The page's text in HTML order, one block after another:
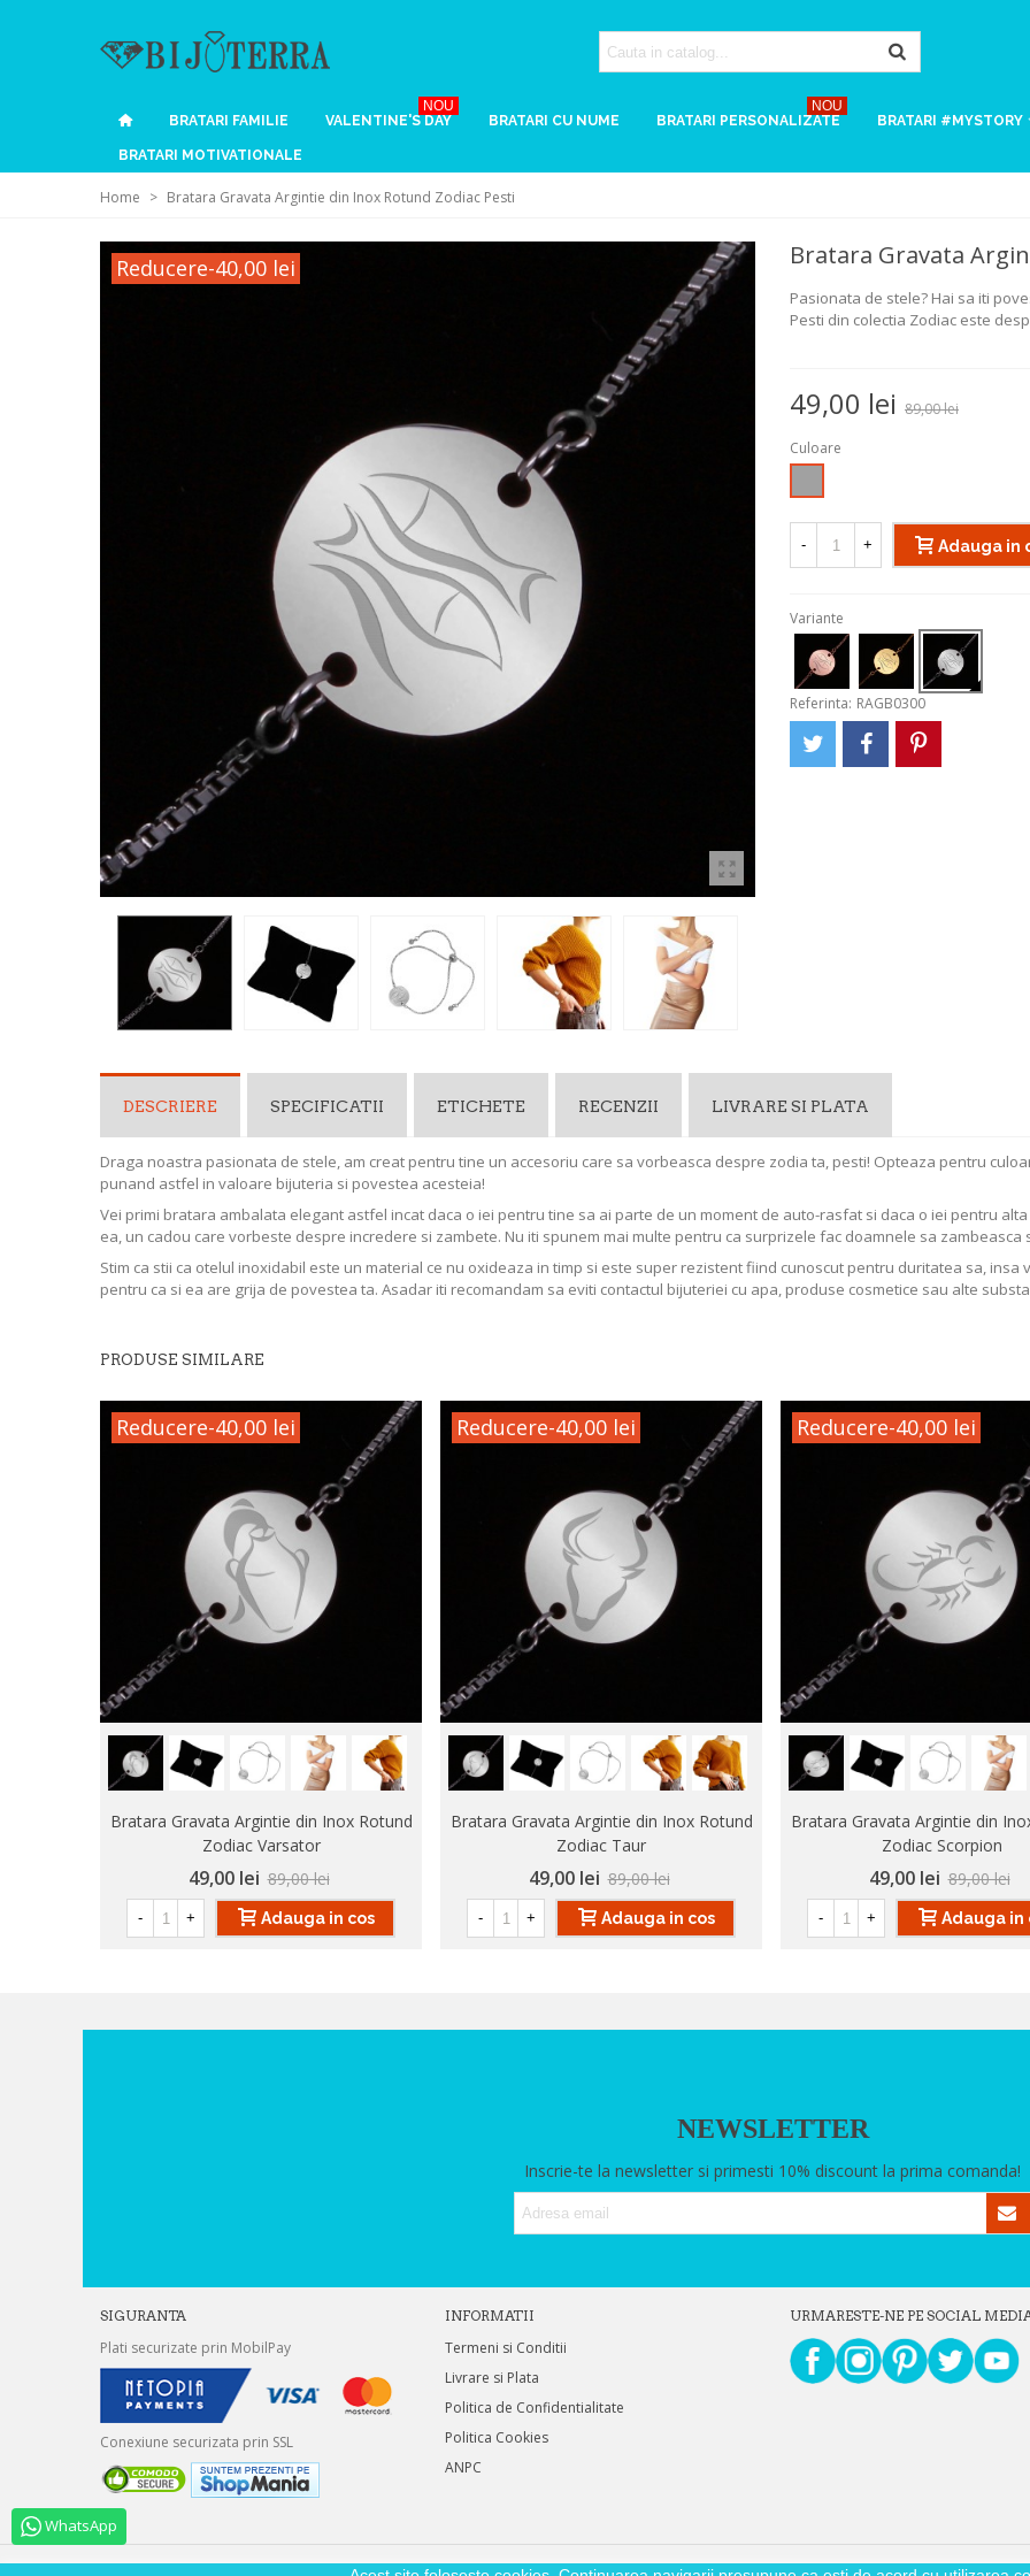
WhatsApp
BRATARI FAMILIE VALENTINE'S DAY
NOU
BRATARI CU NUME
BRATARI PERSONALIZATE
NOU
BRATARI #MYSTORY
BRATARI MOTIVATIONALE
Home > Bratara Gravata Argintie din Inox Rotund Zodiac Pesti
Reducere-40,00 lei Bratara Gravata
Pasionata de stele? Hai sa iti
Pesti din colectia Zodiac este
49,00 lei 89,00 lei
Culoare
- + Adauga in
Variante
Referinta: RAGB0300
DESCRIERE SPECIFICATII ETICHETE RECENZII LIVRARE SI PLATA
Draga noastra pasionata de stele, am creat pentru tine un accesoriu care sa vorbeasca despre zodia ta, pesti! Opteaza pentru
punand astfel in valoare bijuteria si povestea acesteia!
Vei primi bratara ambalata elegant astfel incat daca o iei pentru tine sa ai parte de un moment de auto-rasfat si daca o iei pentru
ea, un cadou care vorbeste despre incredere si zambete. Nu iti spunem mai multe pentru ca surprizele fac doamnele sa zambeasca
Stim ca stii ca otelul inoxidabil este un material ce nu oxideaza in timp si este super rezistent fiind cunoscut pentru duritatea sa,
pentru ca si ea are grija de povestea ta. Asadar iti recomandam sa eviti contactul bijuteriei cu apa, produse cosmetice sau alte
PRODUSE SIMILARE
Reducere-40,00 lei
Bratara Gravata Argintie din Inox Rotund
Zodiac Varsator
49,00 lei 89,00 lei
- + Adauga in cos
Reducere-40,00 lei
Bratara Gravata Argintie din Inox Rotund
Zodiac Taur
49,00 lei 89,00 lei
- + Adauga in cos
Reducere-40,00 lei
Bratara Gravata Argintie din
Zodiac Scorpion
49,00 lei 89,00 lei
- + Adauga in
NEWSLETTER
Inscrie-te la newsletter si primesti 10% discount la prima comanda!
SIGURANTA
Plati securizate prin MobilPay
Conexiune securizata prin SSL
INFORMATII
Termeni si Conditii
Livrare si Plata
Politica de Confidentialitate
Politica Cookies
ANPC
URMARESTE-NE PE SOCIAL